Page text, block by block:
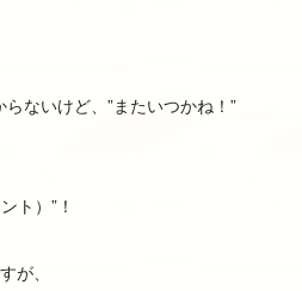
ないけど、”またいつかね！”
ト）”！
が、